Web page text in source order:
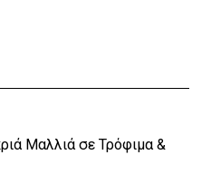
Μαλλιά σε Τρόφιμα &